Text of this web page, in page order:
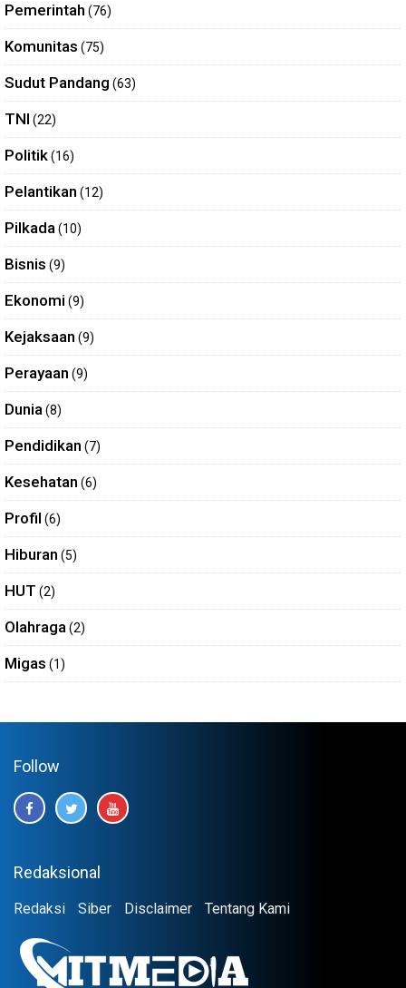
Pemerintah (76)
Komunitas (75)
Sudut Pandang (63)
TNI (22)
Politik(16)
Pelantikan (12)
Pilkada(10)
Bisnis (9)
Ekonomi (9)
Kejaksaan (9)
Perayaan (9)
Dunia(8)
Pendidikan (7)
Kesehatan (6)
Profil (6)
Hiburan (5)
HUT (2)
Olahraga(2)
Migas (1)
Follow
Redaksional
Redaksi Siber Disclaimer Tentang Kami